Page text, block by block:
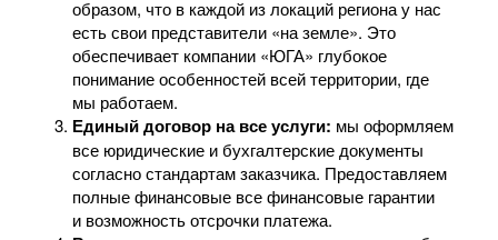
образом, что в каждой из локаций региона у нас
есть свои представители «на земле». Это
обеспечивает компании «ЮГА» глубокое
понимание особенностей всей территории, где
мы работаем.
Единый договор на все услуги: мы оформляем
все юридические и бухгалтерские документы
согласно стандартам заказчика. Предоставляем
полные финансовые все финансовые гарантии
и возможность отсрочки платежа.